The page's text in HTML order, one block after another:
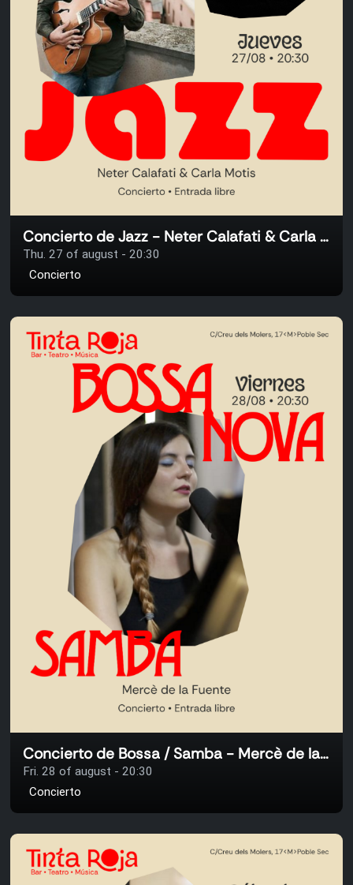
Concierto de Jazz - Neter Calafati & Carla Motis
Thu. 27 of august - 20:30
Concierto
Concierto de Bossa / Samba - Mercè de la Fuente
Fri. 28 of august - 20:30
Concierto